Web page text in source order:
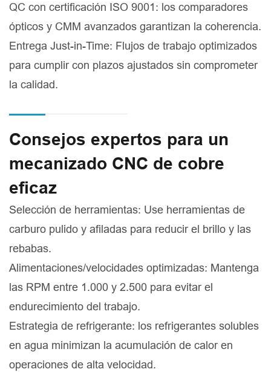
QC con certificación ISO 9001: los comparadores
ópticos y CMM avanzados garantizan la coherencia.
Entrega Just-in-Time: Flujos de trabajo optimizados
para cumplir con plazos ajustados sin comprometer
la calidad.
Consejos expertos para un
mecanizado CNC de cobre
eficaz
Selección de herramientas: Use herramientas de
carburo pulido y afiladas para reducir el brillo y las
rebabas.
Alimentaciones/velocidades optimizadas: Mantenga
las RPM entre 1.000 y 2.500 para evitar el
endurecimiento del trabajo.
Estrategia de refrigerante: los refrigerantes solubles
en agua minimizan la acumulación de calor en
operaciones de alta velocidad.